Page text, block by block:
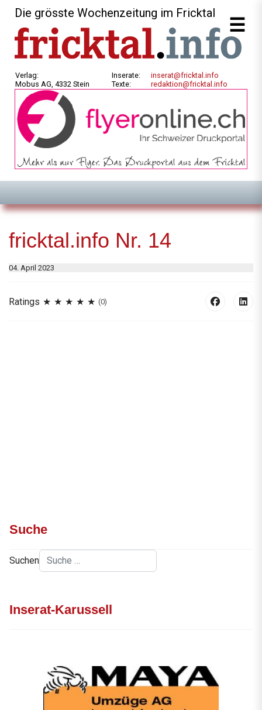
Die grösste Wochenzeitung im Fricktal
Verlag:
Mobus AG, 4332 Stein
Inserate:
Texte:
inserat@fricktal.info
redaktion@fricktal.info
fricktal.info Nr. 14
04. April 2023
Ratings (0)
Suche
Suchen
Inserat-Karussell